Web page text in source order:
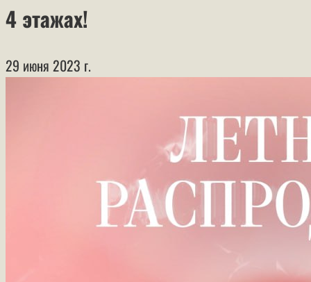
4 этажах!
29 июня 2023 г.